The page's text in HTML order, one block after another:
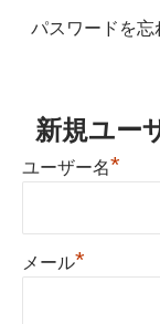
パスワードを忘
新規ユー
ユーザー名*
メール*